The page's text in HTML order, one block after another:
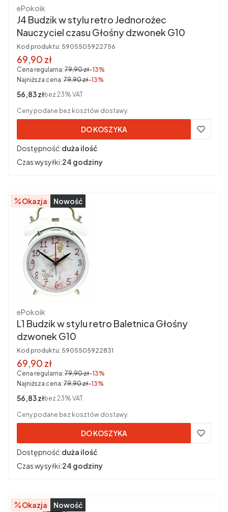
Producent
ePokoik
J4 Budzik w stylu retro Jednorożec
Nauczyciel czasu Głośny dzwonek G10
Kod produktu: 5905505922756
Cena promocyjna brutto
69,90 zł
Cena regularna: 79,90 zł-13%
Najniższa cena: 79,90 zł-13%
Cena netto
56,83 złbez 23% VAT
Ceny podane bez kosztów dostawy.
DO KOSZYKA
Dostępność:duża ilość
Czas wysyłki:24 godziny
Okazja Nowość
Producent
ePokoik
L1 Budzik w stylu retro Baletnica Głośny
dzwonek G10
Kod produktu: 5905505922831
Cena promocyjna brutto
69,90 zł
Cena regularna: 79,90 zł-13%
Najniższa cena: 79,90 zł-13%
Cena netto
56,83 złbez 23% VAT
Ceny podane bez kosztów dostawy.
DO KOSZYKA
Dostępność:duża ilość
Czas wysyłki:24 godziny
Okazja Nowość